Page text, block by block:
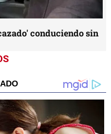
conduciendo sin